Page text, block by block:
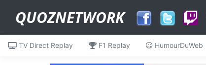
QUOZNETWORK
TV Direct Replay F1 Replay HumourDuWeb